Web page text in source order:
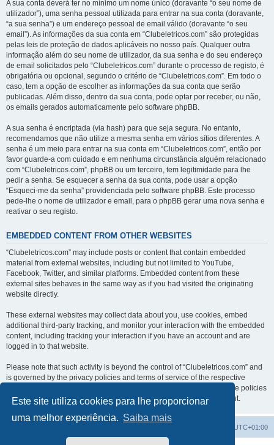
Este site utiliza cookies para lhe proporcionar
uma melhor experiência. Saiba mais
A sua conta deverá ter no mínimo um nome único (doravante “o seu nome de
utilizador”), uma senha pessoal utilizada para entrar na sua conta (doravante,
“a sua senha”) e um endereço pessoal de email válido (doravante “o seu
email”). As informações da sua conta em “Clubeletricos.com” são protegidas
pelas leis de proteção de dados aplicáveis no nosso país. Qualquer outra
informação além do seu nome de utilizador, da sua senha e do seu endereço
de email solicitados pelo “Clubeletricos.com” durante o processo de registo, é
obrigatória ou opcional, segundo o critério de “Clubeletricos.com”. Em todo o
caso, tem a opção de escolher as informações da sua conta que serão
publicadas. Além disso, dentro da sua conta, pode optar por receber, ou não,
os emails gerados automaticamente pelo software phpBB.
A sua senha é encriptada (via hash) para que seja segura. No entanto,
recomendamos que não utilize a mesma senha em vários sítios diferentes. A
senha é um meio para entrar na sua conta em “Clubeletricos.com”, então por
favor guarde-a com cuidado e em nenhuma circunstância alguém relacionado
com “Clubeletricos.com”, phpBB ou um terceiro, tem legitimidade para lhe
pedir a senha. Se esquecer a senha da sua conta, pode usar a opção
“Esqueci-me da senha” providenciada pelo software phpBB. Este processo
pede-lhe o nome de utilizador e email, para o phpBB gerar uma nova senha e
reativar o seu registo.
EMBEDDED CONTENT FROM OTHER WEBSITES
“Clubeletricos.com” may include posts or content that contain embedded
material from external websites, including but not limited to YouTube,
Facebook, Twitter, and similar platforms. Embedded content from these
external sites behaves in the same way as if you had visited the originating
website directly.
These external websites may collect data about you, use cookies, embed
additional third-party tracking, and monitor your interaction with the embedded
content, including tracking your interaction if you have an account and are
logged in to that website.
Please note that such activity is beyond the control of “Clubeletricos.com” and
is governed by the privacy policies and terms of service of the respective
external websites. We encourage you to review the privacy and cookie policies
of any third-party services you interact with through embedded content.
UTC+01:00